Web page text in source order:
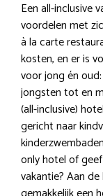
Een all-inclusive
voordelen met
à la carte
kosten, en er is
voor jong én
jongsten tot en
(all-inclusive)
gericht naar
only hotel of
vakantie? Aan